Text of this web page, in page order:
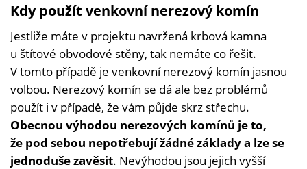
Kdy použít venkovní nerezový komín
Jestliže máte v projektu navržená krbová kamna
u štítové obvodové stěny, tak nemáte co řešit.
V tomto případě je venkovní nerezový komín jasnou
volbou. Nerezový komín se dá ale bez problémů
použít i v případě, že vám půjde skrz střechu.
Obecnou výhodou nerezových komínů je to,
že pod sebou nepotřebují žádné základy a lze se
jednoduše zavěsit. Nevýhodou jsou jejich vyšší